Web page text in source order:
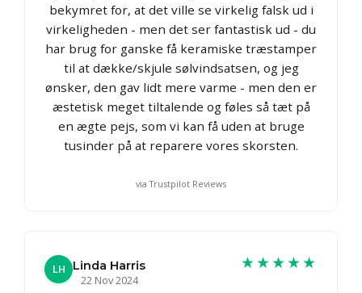
bekymret for, at det ville se virkelig falsk ud i
virkeligheden - men det ser fantastisk ud - du
har brug for ganske få keramiske træstamper
til at dække/skjule sølvindsatsen, og jeg
ønsker, den gav lidt mere varme - men den er
æstetisk meget tiltalende og føles så tæt på
en ægte pejs, som vi kan få uden at bruge
tusinder på at reparere vores skorsten.
via Trustpilot Reviews
LH
Linda Harris
22 Nov 2024
★★★★★